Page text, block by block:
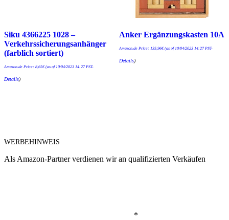
Siku 4366225 1028 –
Verkehrssicherungsanhänger
(farblich sortiert)
Amazon.de Price: 8,65€(as of 10/04/2023 14:27 PST-
Details)
Anker Ergänzungskasten 10A
Amazon.de Price: 135,96€(as of 10/04/2023 14:27 PST-
Details)
WERBEHINWEIS
Als Amazon-Partner verdienen wir an qualifizierten Verkäufen
*